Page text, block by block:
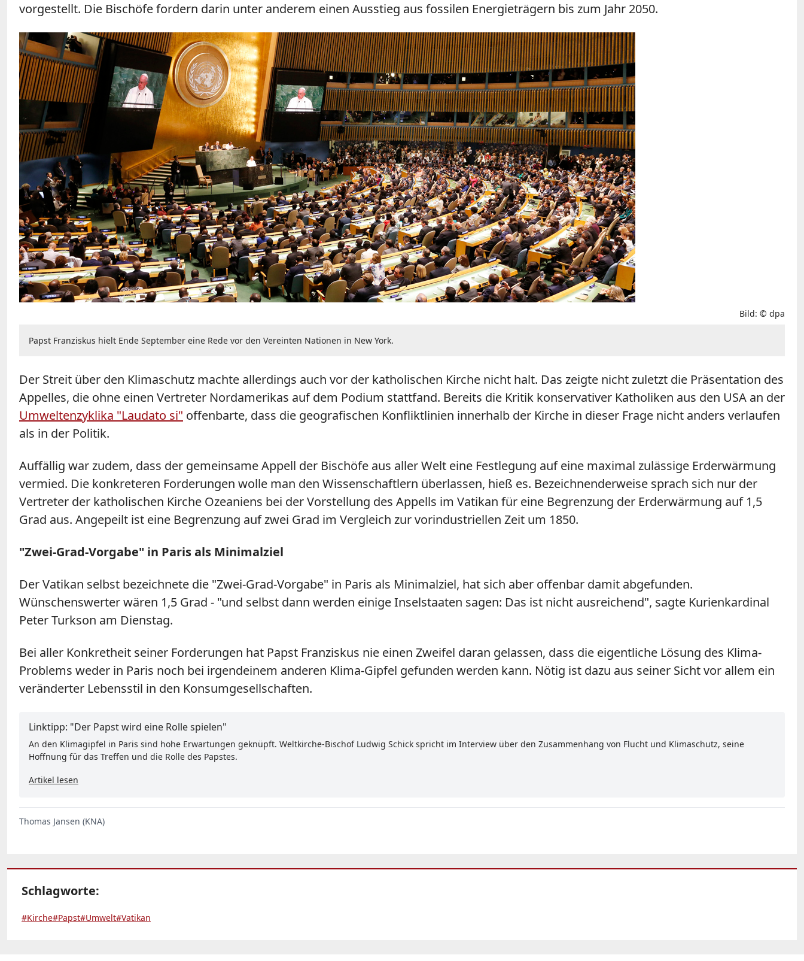
vorgestellt. Die Bischöfe fordern darin unter anderem einen Ausstieg aus fossilen Energieträgern bis zum Jahr 2050.
Bild: © dpa
Papst Franziskus hielt Ende September eine Rede vor den Vereinten Nationen in New York.
Der Streit über den Klimaschutz machte allerdings auch vor der katholischen Kirche nicht halt. Das zeigte nicht zuletzt die Präsentation des
Appelles, die ohne einen Vertreter Nordamerikas auf dem Podium stattfand. Bereits die Kritik konservativer Katholiken aus den USA an der
Umweltenzyklika "Laudato si" offenbarte, dass die geografischen Konfliktlinien innerhalb der Kirche in dieser Frage nicht anders verlaufen
als in der Politik.
Auffällig war zudem, dass der gemeinsame Appell der Bischöfe aus aller Welt eine Festlegung auf eine maximal zulässige Erderwärmung
vermied. Die konkreteren Forderungen wolle man den Wissenschaftlern überlassen, hieß es. Bezeichnenderweise sprach sich nur der
Vertreter der katholischen Kirche Ozeaniens bei der Vorstellung des Appells im Vatikan für eine Begrenzung der Erderwärmung auf 1,5
Grad aus. Angepeilt ist eine Begrenzung auf zwei Grad im Vergleich zur vorindustriellen Zeit um 1850.
"Zwei-Grad-Vorgabe" in Paris als Minimalziel
Der Vatikan selbst bezeichnete die "Zwei-Grad-Vorgabe" in Paris als Minimalziel, hat sich aber offenbar damit abgefunden.
Wünschenswerter wären 1,5 Grad - "und selbst dann werden einige Inselstaaten sagen: Das ist nicht ausreichend", sagte Kurienkardinal
Peter Turkson am Dienstag.
Bei aller Konkretheit seiner Forderungen hat Papst Franziskus nie einen Zweifel daran gelassen, dass die eigentliche Lösung des Klima-
Problems weder in Paris noch bei irgendeinem anderen Klima-Gipfel gefunden werden kann. Nötig ist dazu aus seiner Sicht vor allem ein
veränderter Lebensstil in den Konsumgesellschaften.
Linktipp: "Der Papst wird eine Rolle spielen"
An den Klimagipfel in Paris sind hohe Erwartungen geknüpft. Weltkirche-Bischof Ludwig Schick spricht im Interview über den Zusammenhang von Flucht und Klimaschutz, seine
Hoffnung für das Treffen und die Rolle des Papstes.
Artikel lesen
Thomas Jansen (KNA)
Schlagworte:
#Kirche#Papst#Umwelt#Vatikan